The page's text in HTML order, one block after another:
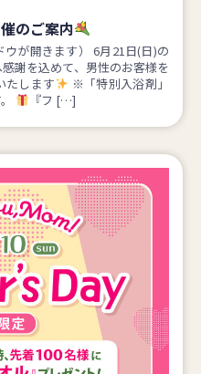
のご案内
が開きます） 6月21日(日)の
謝を込めて、男性のお客様を
たします
※「特別入浴剤」
『フ […]